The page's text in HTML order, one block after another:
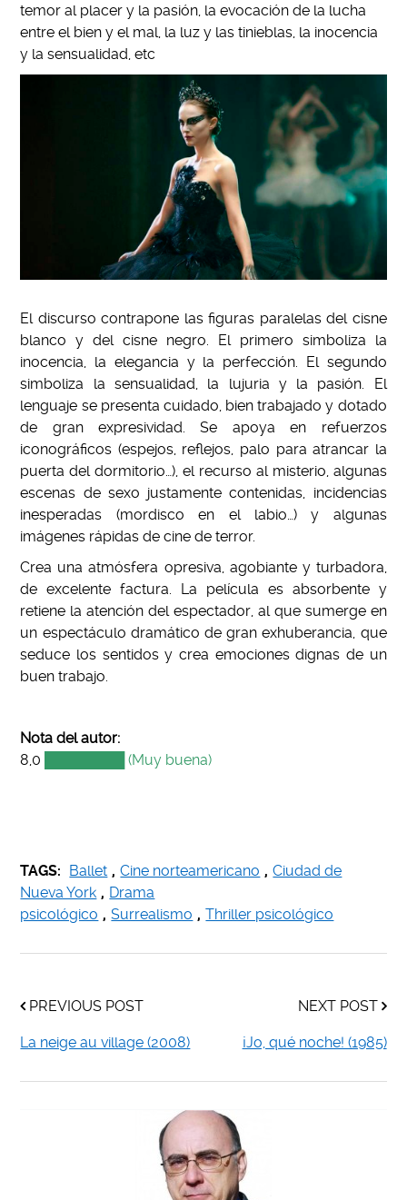
temor al placer y la pasión, la evocación de la lucha
entre el bien y el mal, la luz y las tinieblas, la inocencia
y la sensualidad, etc
El discurso contrapone las figuras paralelas del cisne
blanco y del cisne negro. El primero simboliza la
inocencia, la elegancia y la perfección. El segundo
simboliza la sensualidad, la lujuria y la pasión. El
lenguaje se presenta cuidado, bien trabajado y dotado
de gran expresividad. Se apoya en refuerzos
iconográficos (espejos, reflejos, palo para atrancar la
puerta del dormitorio…), el recurso al misterio, algunas
escenas de sexo justamente contenidas, incidencias
inesperadas (mordisco en el labio…) y algunas
imágenes rápidas de cine de terror.
Crea una atmósfera opresiva, agobiante y turbadora,
de excelente factura. La película es absorbente y
retiene la atención del espectador, al que sumerge en
un espectáculo dramático de gran exhuberancia, que
seduce los sentidos y crea emociones dignas de un
buen trabajo.
Nota del autor:
8,0
████████ (Muy buena)
TAGS: Ballet , Cine norteamericano , Ciudad de
Nueva York , Drama
psicológico , Surrealismo , Thriller psicológico
PREVIOUS POST
La neige au village (2008)
NEXT POST
¡Jo, qué noche! (1985)